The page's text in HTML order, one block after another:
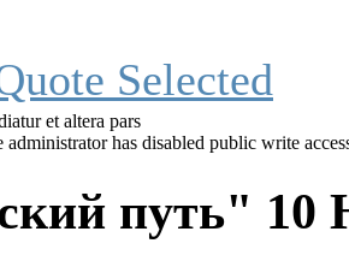
et altera pars
administrator has disabled public write
путь" 10